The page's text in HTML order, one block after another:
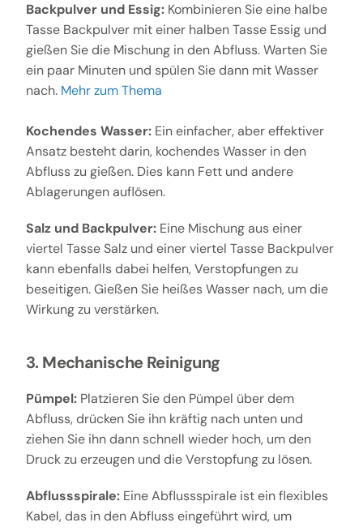
Backpulver und Essig:Kombinieren Sie eine halbe
Tasse Backpulver mit einer halben Tasse Essig und
gießen Sie die Mischung in den Abfluss. Warten Sie
ein paar Minuten und spülen Sie dann mit Wasser
nach. Mehr zum Thema
Kochendes Wasser:Ein einfacher, aber effektiver
Ansatz besteht darin, kochendes Wasser in den
Abfluss zu gießen. Dies kann Fett und andere
Ablagerungen auflösen.
Salz und Backpulver:Eine Mischung aus einer
viertel Tasse Salz und einer viertel Tasse Backpulver
kann ebenfalls dabei helfen, Verstopfungen zu
beseitigen. Gießen Sie heißes Wasser nach, um die
Wirkung zu verstärken.
3. Mechanische Reinigung
Pümpel:Platzieren Sie den Pümpel über dem
Abfluss, drücken Sie ihn kräftig nach unten und
ziehen Sie ihn dann schnell wieder hoch, um den
Druck zu erzeugen und die Verstopfung zu lösen.
Abflussspirale:Eine Abflussspirale ist ein flexibles
Kabel, das in den Abfluss eingeführt wird, um